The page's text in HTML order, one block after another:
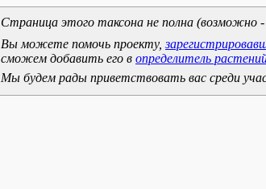
Страница этого таксона не полна
Вы можете помочь проекту,
сможем добавить его в определитель
Мы будем рады приветствовать вас среди